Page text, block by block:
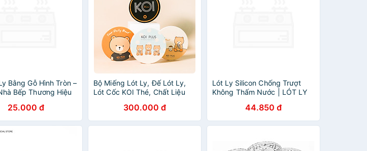
Bằng Gỗ Hình Tròn –
Bếp Thương Hiệu
25.000 đ
Bộ Miếng Lót Ly, Đế Lót Ly,
Lót Cốc KOI Thé, Chất Liệu
BB Bear Ceramic Drink
Coasters
300.000 đ
Lót Ly Silicon Chống Trượt
Không Thấm Nước | LÓT LY
CAFE KHÔNG HỌA TIẾT
44.850 đ